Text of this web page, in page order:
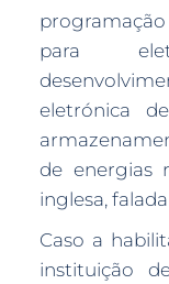
para
eletrónica
de energias
inglesa,
Caso a
instituição